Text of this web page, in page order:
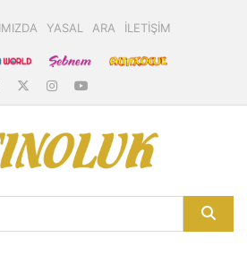
YASAL ARA İLETİŞİM